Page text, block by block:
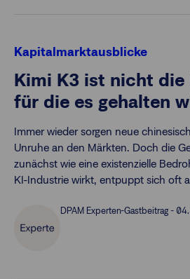
Kapitalmarktausblicke
Kimi K3 ist nicht die
für die es gehalten
Immer wieder sorgen neue
Unruhe an den Märkten. Doch die
zunächst wie eine existenzielle
KI-Industrie wirkt, entpuppt sich oft
DPAM Experten-Gastbeitrag -